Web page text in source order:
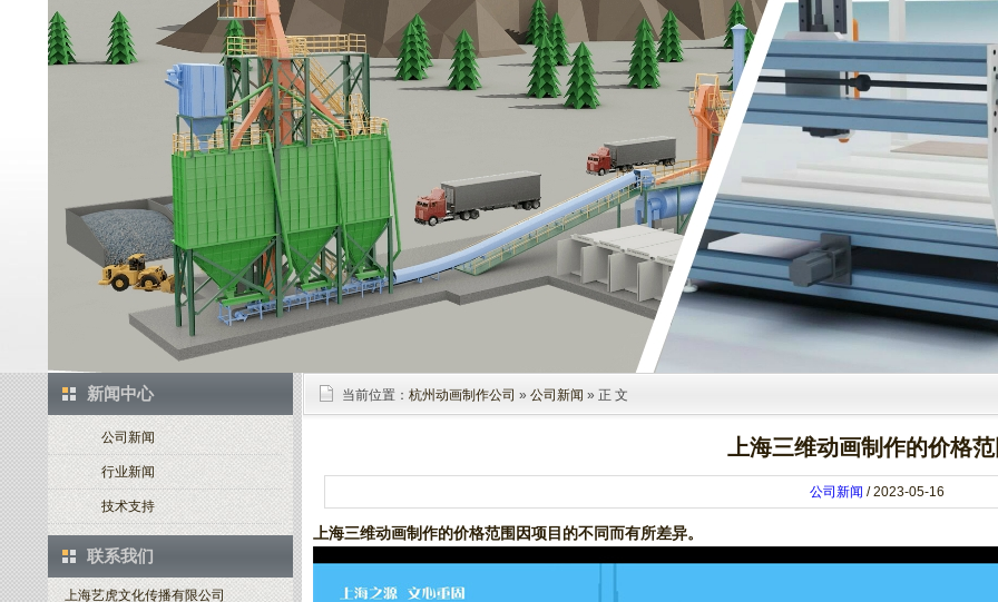
新闻中心
公司新闻
行业新闻
技术支持
联系我们
上海艺虎文化传播有限公司
当前位置： 杭州动画制作公司 » 公司新闻 » 正 文
上海三维动画制作的价格
公司新闻 / 2023-05-16
上海三维动画制作的价格范围因项目的不同而有所差异。‌